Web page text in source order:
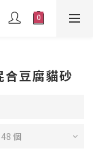
豆腐貓砂
個